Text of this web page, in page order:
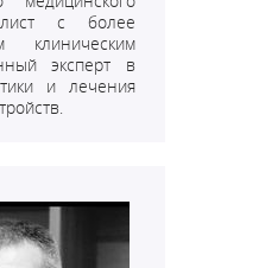
с более
клиническим
эксперт в
и лечения